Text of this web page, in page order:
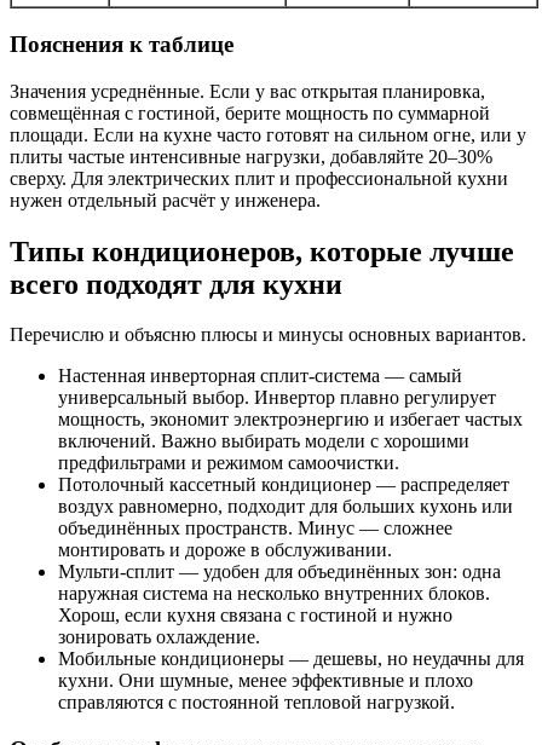
Пояснения к таблице
Значения усреднённые. Если у вас открытая планировка,
совмещённая с гостиной, берите мощность по суммарной
площади. Если на кухне часто готовят на сильном огне, или у
плиты частые интенсивные нагрузки, добавляйте 20–30%
сверху. Для электрических плит и профессиональной кухни
нужен отдельный расчёт у инженера.
Типы кондиционеров, которые лучше
всего подходят для кухни
Перечислю и объясню плюсы и минусы основных вариантов.
Настенная инверторная сплит-система — самый
универсальный выбор. Инвертор плавно регулирует
мощность, экономит электроэнергию и избегает частых
включений. Важно выбирать модели с хорошими
предфильтрами и режимом самоочистки.
Потолочный кассетный кондиционер — распределяет
воздух равномерно, подходит для больших кухонь или
объединённых пространств. Минус — сложнее
монтировать и дороже в обслуживании.
Мульти-сплит — удобен для объединённых зон: одна
наружная система на несколько внутренних блоков.
Хорош, если кухня связана с гостиной и нужно
зонировать охлаждение.
Мобильные кондиционеры — дешевы, но неудачны для
кухни. Они шумные, менее эффективные и плохо
справляются с постоянной тепловой нагрузкой.